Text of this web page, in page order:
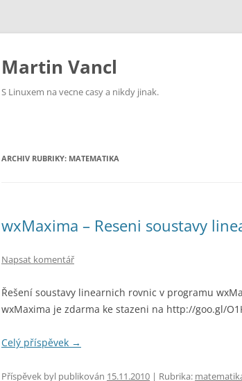
Přejít
webu
Martin Vancl
S Linuxem na vecne casy a nikdy jinak.
ARCHIV RUBRIKY: MATEMATIKA
wxMaxima – Reseni soustavy
Napsat komentář
Řešení soustavy linearnich rovnic v programu
wxMaxima je zdarma ke stazeni na http://goo.gl/
Celý příspěvek →
Příspěvek byl publikován 15.11.2010 | Rubrika: